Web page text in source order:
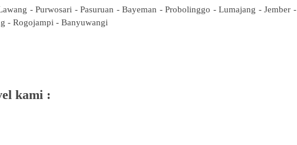
- Purwosari - Pasuruan - Bayeman - Probolinggo - Lumajang - Jember -
- Rogojampi - Banyuwangi
kami :